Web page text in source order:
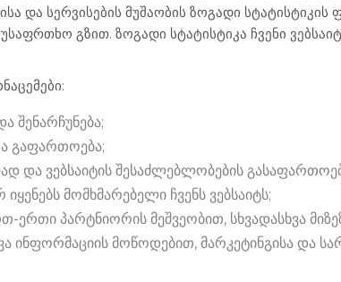
და სერვისების მუშაობის ზოგადი სტატისტიკის
გზით. ზოგადი სტატისტიკა ჩვენი
შენარჩუნება;
გაფართოება;
და ვებსაიტის შესაძლებლობების
მომხმარებელი ჩვენს ვებსაიტს;
ერთი პარტნიორის მეშვეობით, სხვადასხვა
ინფორმაციის მოწოდებით, მარკეტინგისა და